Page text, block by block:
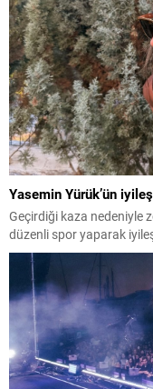
Yasemin Yürük’ün
Geçirdiği kaza nedeniyle
düzenli spor yaparak